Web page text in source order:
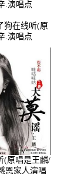
狗在线听(原
.演唱点
(原唱是王麟/
恩家人演唱